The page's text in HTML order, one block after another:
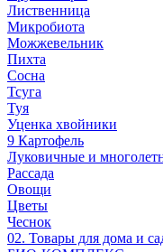
Лиственница
Микробиота
Можжевельник
Пихта
Сосна
Тсуга
Туя
Уценка хвойники
9 Картофель
Луковичные и
Рассада
Овощи
Цветы
Чеснок
02. Товары для дома и